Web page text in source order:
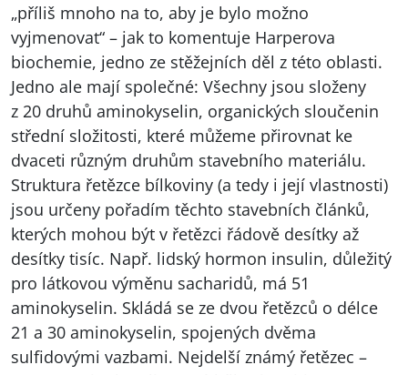
„příliš mnoho na to, aby je bylo možno
vyjmenovat“ – jak to komentuje Harperova
biochemie, jedno ze stěžejních děl z této oblasti.
Jedno ale mají společné: Všechny jsou složeny
z 20 druhů aminokyselin, organických sloučenin
střední složitosti, které můžeme přirovnat ke
dvaceti různým druhům stavebního materiálu.
Struktura řetězce bílkoviny (a tedy i její vlastnosti)
jsou určeny pořadím těchto stavebních článků,
kterých mohou být v řetězci řádově desítky až
desítky tisíc. Např. lidský hormon insulin, důležitý
pro látkovou výměnu sacharidů, má 51
aminokyselin. Skládá se ze dvou řetězců o délce
21 a 30 aminokyselin, spojených dvěma
sulfidovými vazbami. Nejdelší známý řetězec –